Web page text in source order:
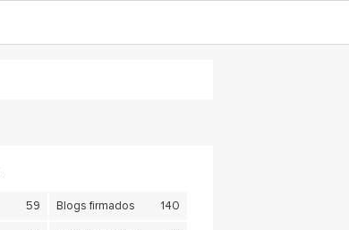
59 Blogs firmados 140